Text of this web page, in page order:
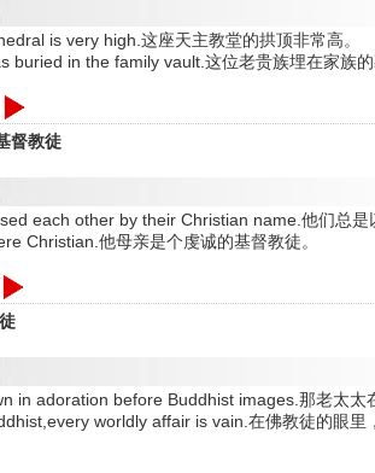
is very high.这座天主教堂的拱顶非常高。
buried in the family vault.这位老贵族埋在家族
督教徒
each other by their Christian name.他们总是
Christian.他母亲是个虔诚的基督教徒。
in adoration before Buddhist images.那老太太
worldly affair is vain.在佛教徒的眼里